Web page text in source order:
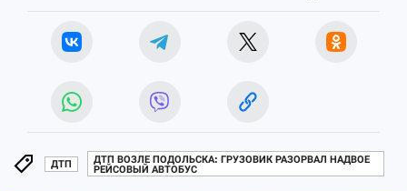
ДТП
ДТП ВОЗЛЕ ПОДОЛЬСКА: ГРУЗОВИК РАЗОРВАЛ НАДВОЕ
РЕЙСОВЫЙ АВТОБУС